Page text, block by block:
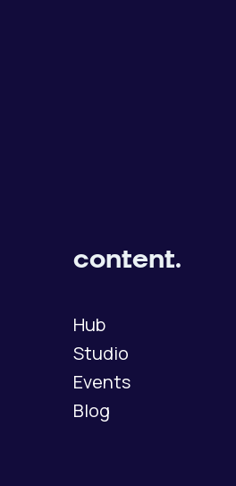
content.
Hub
Studio
Events
Blog